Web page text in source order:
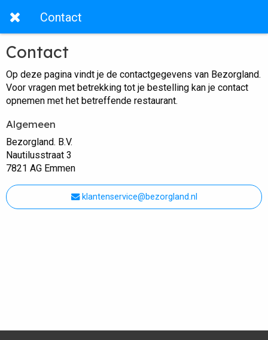
Contact
Contact
Op deze pagina vindt je de contactgegevens van Bezorgland.
Voor vragen met betrekking tot je bestelling kan je contact
opnemen met het betreffende restaurant.
Algemeen
Bezorgland. B.V.
Nautilusstraat 3
7821 AG Emmen
klantenservice@bezorgland.nl